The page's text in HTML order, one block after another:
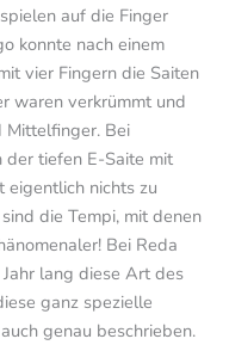
auf die Finger
konnte nach einem
vier Fingern die Saiten
waren verkrümmt und
Mittelfinger. Bei
der tiefen E-Saite mit
nichts zu
die Tempi, mit denen
Bei Reda
lang diese Art des
ganz spezielle
genau beschrieben.